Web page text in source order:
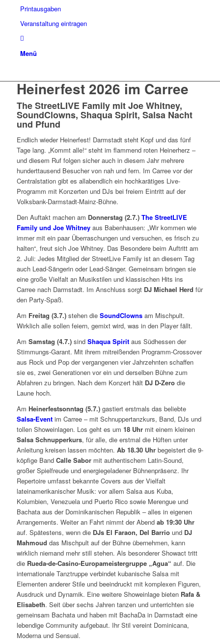
Printausgaben
Veranstaltung eintragen
Menü
Heinerfest 2026 im Carree
The StreetLIVE Family mit Joe Whitney,
SoundClowns, Shaqua Spirit, Salsa Nacht
und Pfund
Endlich wieder Heinerfest! Darmstadt steht Kopf und das fünf
Tage lang. „Kommt alle!“ steht im flammend roten Heinerherz –
und diesem Ruf folgen sicher auch in diesem Jahr mehrere
hunderttausend Besucher von nah und fern. Im Carree vor der
Centralstation gibt es allabendlich ein hochkarätiges Live-
Programm mit Konzerten und DJs bei freiem Eintritt auf der
Volksbank-Darmstadt-Mainz-Bühne.
Den Auftakt machen am Donnerstag (2.7.) The StreetLIVE
Family und Joe Whitneyaus Babenhausen: „Wir kommen wie
immer mit ein paar Überraschungen und versuchen, es frisch zu
halten“, freut sich Joe Whitney. Das Besondere beim Auftritt am
2. Juli: Jedes Mitglied der StreetLive Family ist an diesem Tag
auch Lead-Sängerin oder Lead-Sänger. Gemeinsam bringen sie
eine große Vielfalt an Musikstilen und klassischen Hits ins
Carree nach Darmstadt. Im Anschluss sorgt DJ Michael Herd für
den Party-Spaß.
Am Freitag (3.7.)stehen die SoundClownsam Mischpult.
Wirklich alle sollen feiern, gemixt wird, was in den Player fällt.
Am Samstag (4.7.)sind Shaqua Spiritaus Südhessen der
Stimmungs-Garant. Mit ihrem mitreißenden Programm-Crossover
aus Rock und Pop der vergangenen vier Jahrzehnten schaffen
sie es, zwei Generationen vor ein und derselben Bühne zum
Abfahren zu bringen. Nach dem Konzert hält DJ D-Zerodie
Laune hoch.
Am Heinerfestsonntag (5.7.)gastiert erstmals das beliebte
Salsa-Eventim Carree – mit Schnuppertanzkurs, Band, DJs und
tollen Showeinlagen. Los geht es um 18 Uhrmit einem kleinen
Salsa Schnupperkurs, für alle, die erstmal die Hüften unter
Anleitung kreisen lassen möchten. Ab 18.30 Uhrbegeistert die 9-
köpfige Band Calle Sabormit authentischem Latin-Sound,
großer Spielfreude und energiegeladener Bühnenpräsenz. Ihr
Repertoire umfasst bekannte Covers aus der Vielfalt
lateinamerikanischer Musik: vor allem Salsa aus Kuba,
Kolumbien, Venezuela und Puerto Rico sowie Merengue und
Bachata aus der Dominikanischen Republik – alles in eigenen
Arrangements. Weiter an Fahrt nimmt der Abend ab 19:30 Uhr
auf. Spätestens, wenn die DJs El Faraon, Del Barriound DJ
Mahmoud das Mischpult auf der Bühne übernehmen, kann
wirklich niemand mehr still stehen. Als besonderer Showact tritt
dieRueda-de-Casino-Europameistergruppe „Agua“ auf. Die
internationale Tanztruppe verbindet kubanische Salsa mit
Elementen anderer Stile und beeindruckt mit komplexen Figuren,
Ausdruck und Dynamik. Eine weitere Showeinlage bieten Rafa &
Elisabeth. Seit über sechs Jahren tanzen und unterrichten sie
gemeinsam Bachata und haben mit BachaDa in Darmstadt eine
lebendige Community aufgebaut. Ihr Stil vereint Dominicana,
Moderna und Sensual.